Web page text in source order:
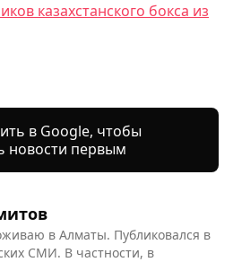
в Алматы. Публиковался в
СМИ. В частности, в
казахстанского бокса из
в Google, чтобы
новости первым